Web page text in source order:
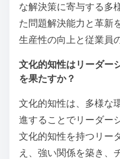
な解決策に寄与する多
た問題解決能力と革新
生産性の向上と従業員
文化的知性はリーダー
を果たすか？
文化的知性は、多様な
進することでリーダー
文化的知性を持つリー
え、強い関係を築き、